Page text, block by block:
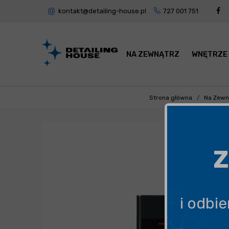
kontakt@detailing-house.pl 727 001 751
NA ZEWNĄTRZ WNĘTRZE
Strona główna Na
i